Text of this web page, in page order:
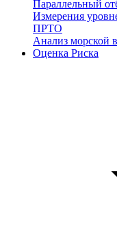
Параллельный
Измерения
ПРТО
Анализ морской
Оценка Риска